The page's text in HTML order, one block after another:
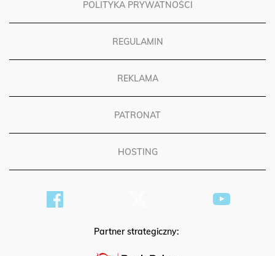
POLITYKA PRYWATNOŚCI
REGULAMIN
REKLAMA
PATRONAT
HOSTING
Partner strategiczny: